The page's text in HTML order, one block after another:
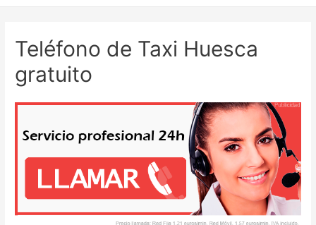
Teléfono de Taxi Huesca
gratuito